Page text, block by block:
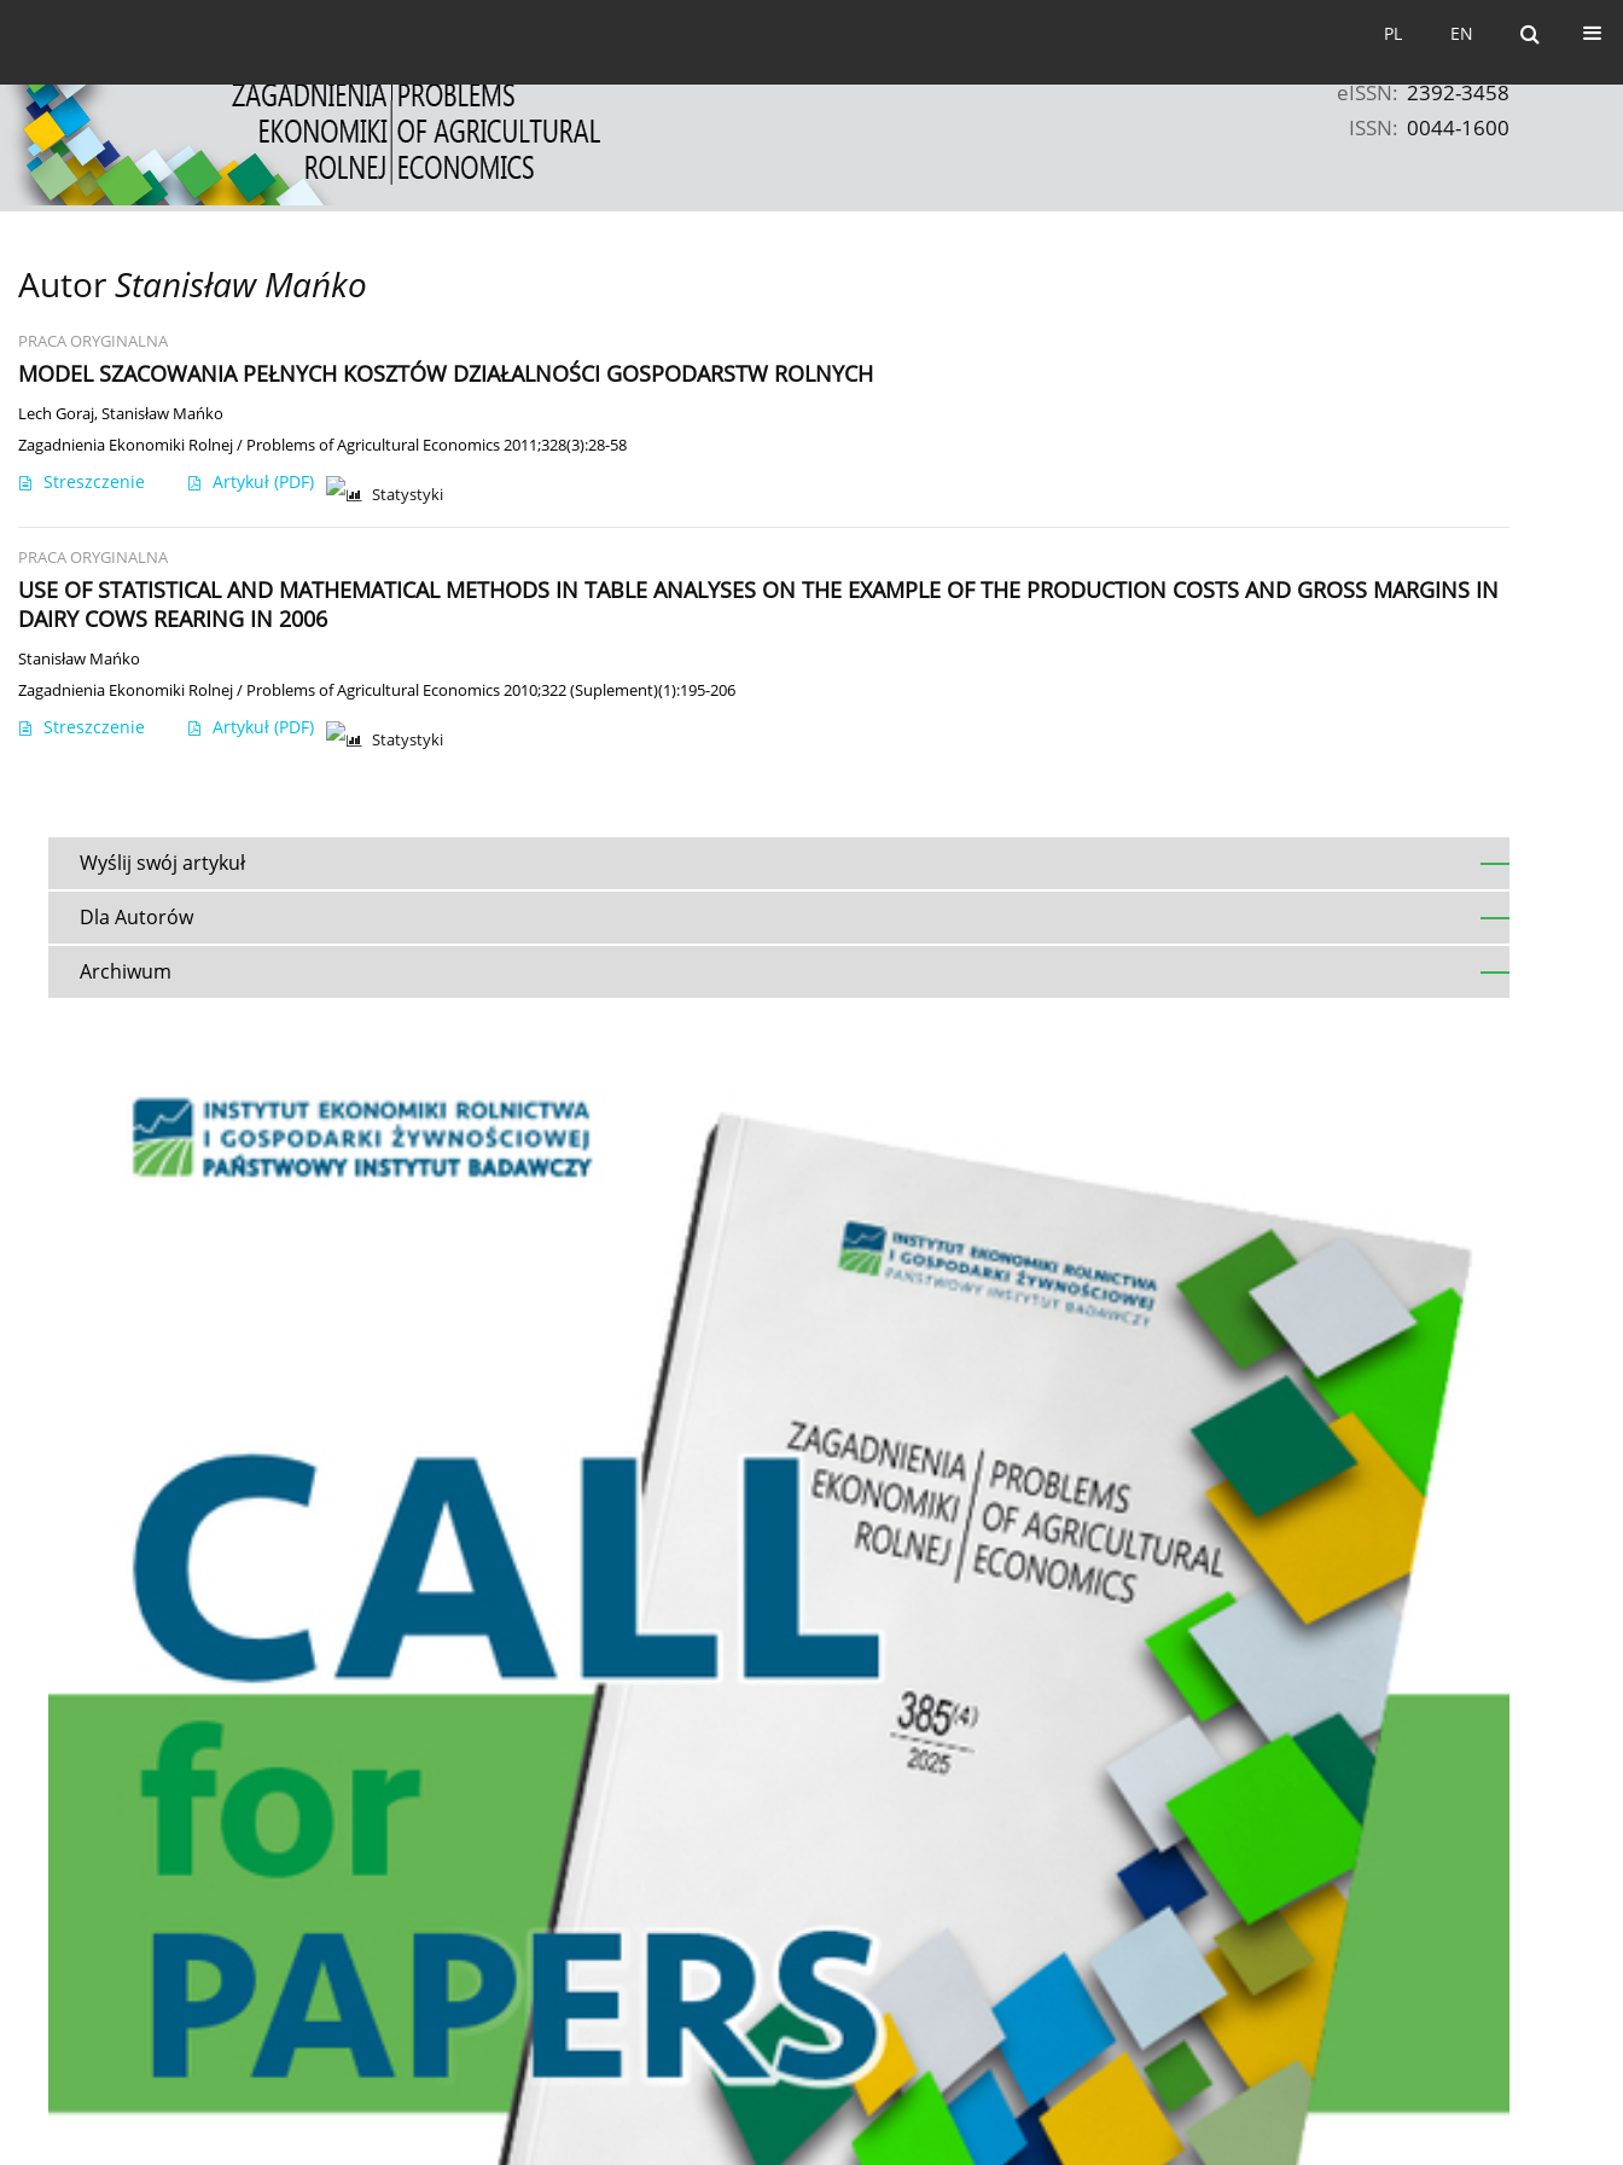
EN
PL EN
PL
eISSN: 2392-3458
ISSN: 0044-1600
AutorStanisław Mańko
PRACA ORYGINALNA
MODEL SZACOWANIA PEŁNYCH KOSZTÓW DZIAŁALNOŚCI GOSPODARSTW ROLNYCH
Lech Goraj,Stanisław Mańko
Zagadnienia Ekonomiki Rolnej / Problems of Agricultural Economics 2011;328(3):28-58
Streszczenie Artykuł (PDF)
Statystyki
PRACA ORYGINALNA
USE OF STATISTICAL AND MATHEMATICAL METHODS IN TABLE ANALYSES ON THE EXAMPLE OF THE PRODUCTION COSTS AND GROSS MARGINS IN
DAIRY COWS REARING IN 2006
Stanisław Mańko
Zagadnienia Ekonomiki Rolnej / Problems of Agricultural Economics 2010;322 (Suplement)(1):195-206
Streszczenie Artykuł (PDF)
Statystyki
Wyślij swój artykuł
Dla Autorów
Archiwum